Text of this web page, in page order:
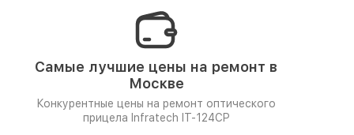
Самые лучшие цены на ремонт в
Москве
Конкурентные цены на ремонт оптического
прицела Infratech IT-124CP